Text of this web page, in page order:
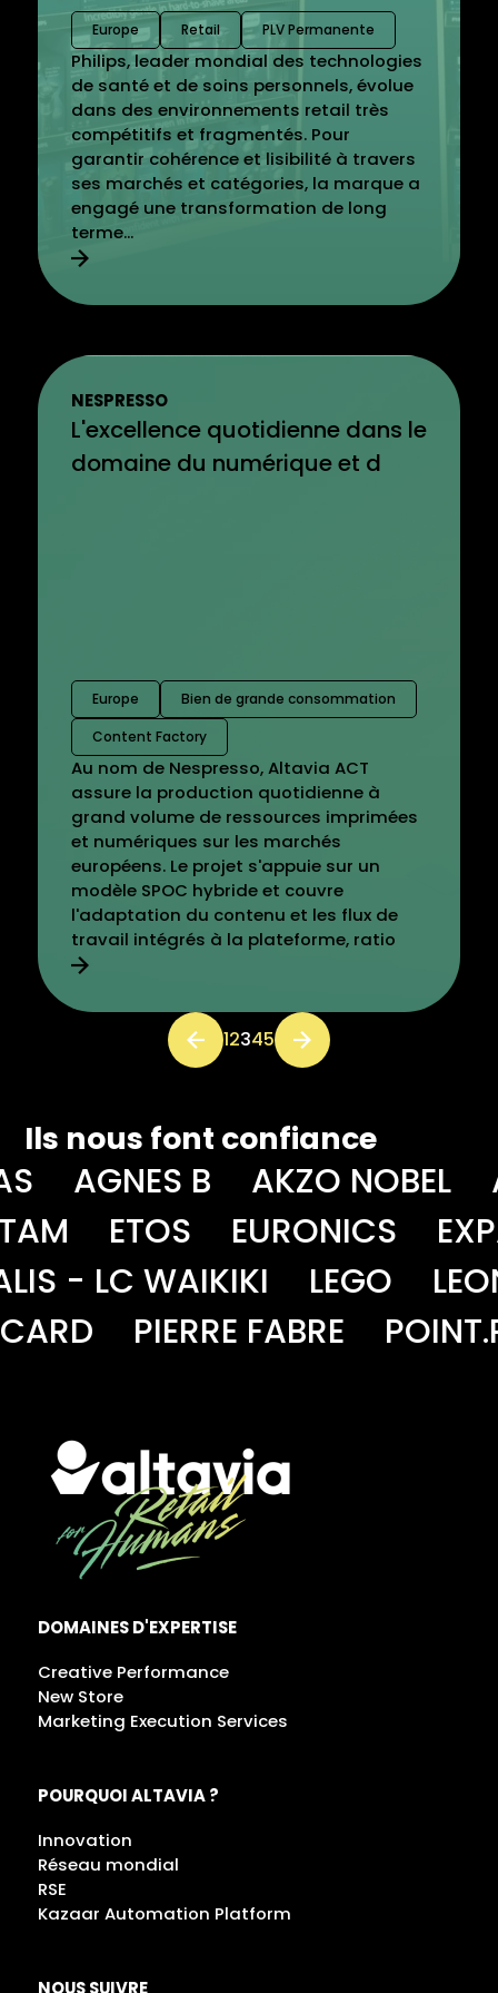
Europe Retail PLV Permanente
Philips, leader mondial des technologies
de santé et de soins personnels, évolue
dans des environnements retail très
compétitifs et fragmentés. Pour
garantir cohérence et lisibilité à travers
ses marchés et catégories, la marque a
engagé une transformation de long
terme...
NESPRESSO
L'excellence quotidienne dans le
domaine du numérique et d
Europe
Bien de grande consommation
Content Factory
Au nom de Nespresso, Altavia ACT
assure la production quotidienne à
grand volume de ressources imprimées
et numériques sur les marchés
européens. Le projet s'appuie sur un
modèle SPOC hybride et couvre
l'adaptation du contenu et les flux de
travail intégrés à la plateforme, ratio
Previous page
12345 Next page
Ils nous font confiance
B AKZO NOBEL
AL
ETOS
EURONICS
WAIKIKI
LEGO
LEONIDAS
PIERRE FABRE
POINT.P
DOMAINES D'EXPERTISE
Creative Performance
New Store
Marketing Execution Services
POURQUOI ALTAVIA ?
Innovation
Réseau mondial
RSE
Kazaar Automation Platform
NOUS SUIVRE